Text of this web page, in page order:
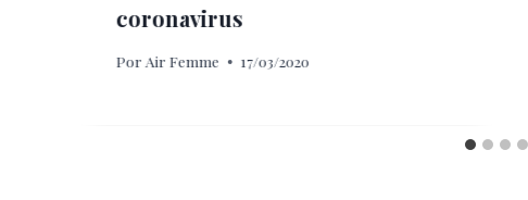
coronavirus
Por Air Femme 17/03/2020